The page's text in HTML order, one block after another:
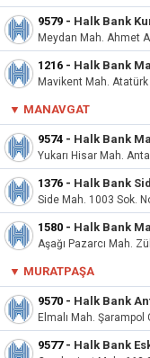
9579 - Halk Bank
Meydan Mah. Ahmet
1216 - Halk Bank
Mavikent Mah.
▼ MANAVGAT
9574 - Halk Bank
Yukarı Hisar Mah.
1376 - Halk Bank
Side Mah. 1003 Sok.
1580 - Halk Bank
Aşağı Pazarcı Mah.
▼ MURATPAŞA
9570 - Halk Bank
Elmalı Mah.
9577- Halk Bank